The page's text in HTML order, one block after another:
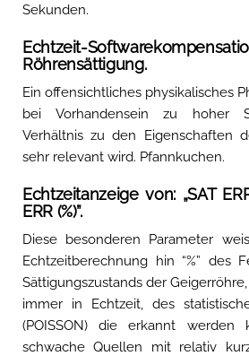
Sekunden.
Echtzeit-
Röhrensättigung.
Ein offensichtliches physikalisches
bei Vorhandensein zu hoher
Verhältnis zu den Eigenschaften
sehr relevant wird. Pfannkuchen.
Echtzeitanzeige von: „SAT
ERR (%)”.
Diese besonderen Parameter
Echtzeitberechnung hin “%” des
Sättigungszustands der
immer in Echtzeit, des
(POISSON) die erkannt werden
schwache Quellen mit relativ